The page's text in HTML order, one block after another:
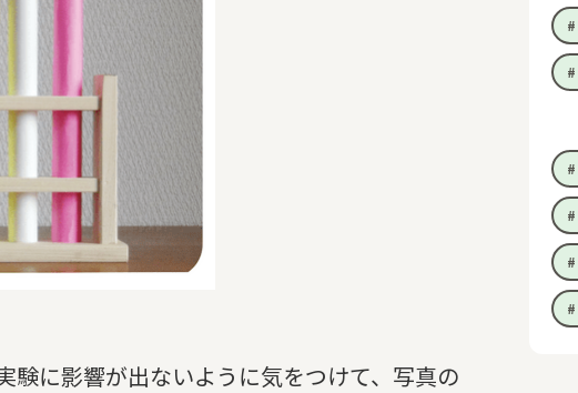
に影響が出ないように気をつけて、写真の